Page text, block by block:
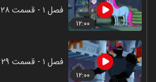
۱۲:۰۰
فصل ۱ - قسمت ۲۸ - ریزه میزه ی تنها
۱۲:۰۰
فصل ۱ - قسمت ۲۹ - عمو امیدور